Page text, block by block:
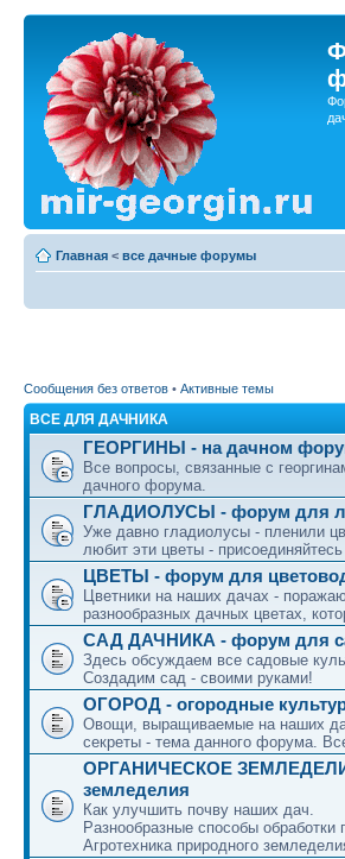
Главная < все дачные форумы
Сообщения без ответов • Активные темы
ВСЕ ДЛЯ ДАЧНИКА
ГЕОРГИНЫ - на дачном
Все вопросы, связанные с
дачного форума.
ГЛАДИОЛУСЫ - форум для
Уже давно гладиолусы - пленили
любит эти цветы -
ЦВЕТЫ - форум для
Цветники на наших дачах -
разнообразных дачных цветах,
САД ДАЧНИКА - форум для
Здесь обсуждаем все садовые
Создадим сад - своими руками!
ОГОРОД - огородные
Овощи, выращиваемые на наших
секреты - тема данного форума.
ОРГАНИЧЕСКОЕ
земледелия
Как улучшить почву наших дач.
Разнообразные способы обработки
Агротехника природного